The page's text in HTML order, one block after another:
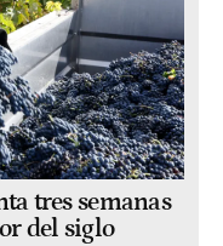
tres semanas
del siglo